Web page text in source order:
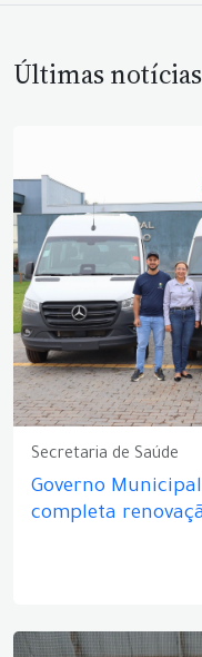
Últimas notícias
Secretaria de Saúde
Governo
completa